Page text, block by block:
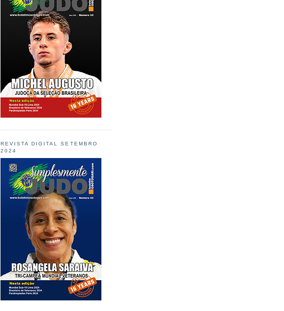
REVISTA DIGITAL SETEMBRO
2024